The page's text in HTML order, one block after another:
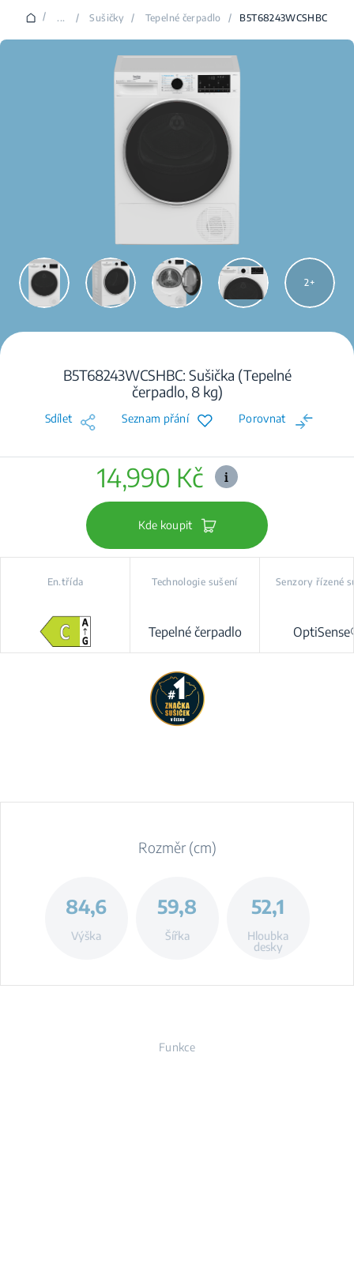
/ ... / Sušičky / Tepelné čerpadlo / B5T68243WCSHBC
2
B5T68243WCSHBC: Sušička (Tepelné
čerpadlo, 8 kg)
Sdílet Seznam přání Porovnat
14,990 Kč
Kde koupit
En.třída Technologie sušení
Tepelné čerpadlo
Senzory řízené
Rozměr (cm)
84,6
Výška
59,8
Šířka
52,1
Hloubka
desky
Funkce